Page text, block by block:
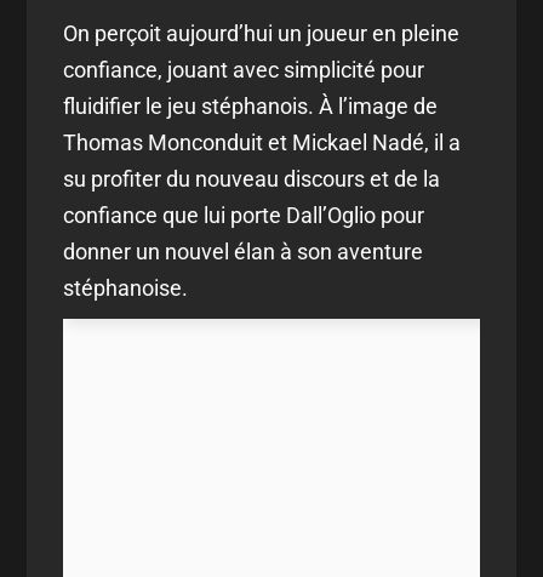
On perçoit aujourd’hui un joueur en pleine
confiance, jouant avec simplicité pour
fluidifier le jeu stéphanois. À l’image de
Thomas Monconduit et Mickael Nadé, il a
su profiter du nouveau discours et de la
confiance que lui porte Dall’Oglio pour
donner un nouvel élan à son aventure
stéphanoise.